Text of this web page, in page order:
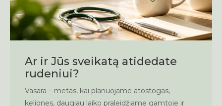
Ar ir Jūs sveikatą atidedate
rudeniui?
Vasara – metas, kai planuojame atostogas,
keliones, daugiau laiko praleidžiame gamtoje ir